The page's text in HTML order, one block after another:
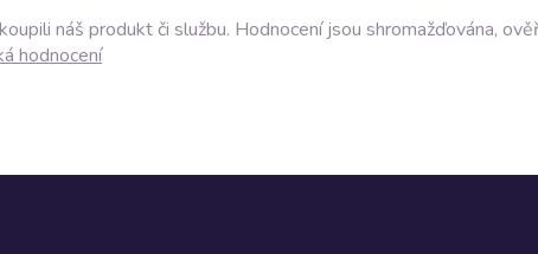
náš produkt či službu. Hodnocení jsou shromažďována,
hodnocení